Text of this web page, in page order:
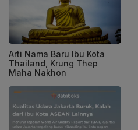
Arti Nama Baru Ibu Kota
Thailand, Krung Thep
Maha Nakhon